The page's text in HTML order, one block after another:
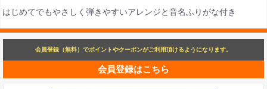
はじめてでもやさしく弾きやすいアレンジと音名ふりがな付き
会員登録（無料）でポイントやクーポンがご利用頂けるようになります。
会員登録はこちら